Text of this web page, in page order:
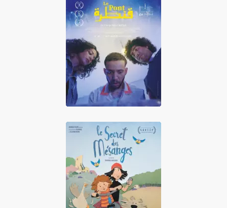
Le Pont
Le Secret des
Mésanges